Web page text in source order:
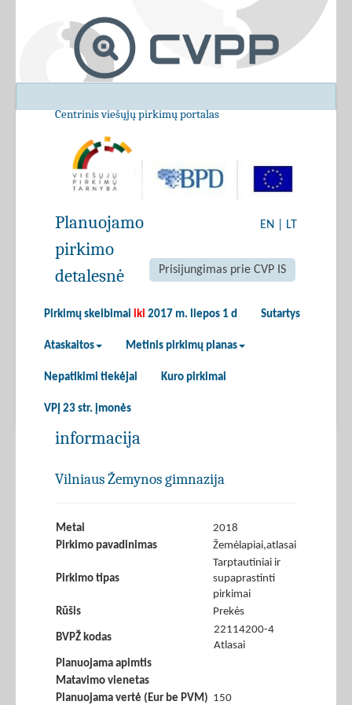
Centrinis viešųjų pirkimų portalas
EN LT
Prisijungimas prie CVP IS
Pirkimų skelbimai iki 2017 m. liepos 1 d Sutartys
Ataskaitos Metinis pirkimų planas
Nepatikimi tiekėjai Kuro pirkimai
VPĮ 23 str. įmonės
Planuojamo
pirkimo
detalesnė
informacija
Vilniaus Žemynos gimnazija
Metai
2018
Pirkimo pavadinimas
Žemėlapiai,atlasai
Pirkimo tipas
Tarptautiniai ir
supaprastinti
pirkimai
Rūšis
Prekės
BVPŽ kodas
22114200-4
Atlasai
Planuojama apimtis
Matavimo vienetas
Planuojama vertė (Eur be PVM) 150